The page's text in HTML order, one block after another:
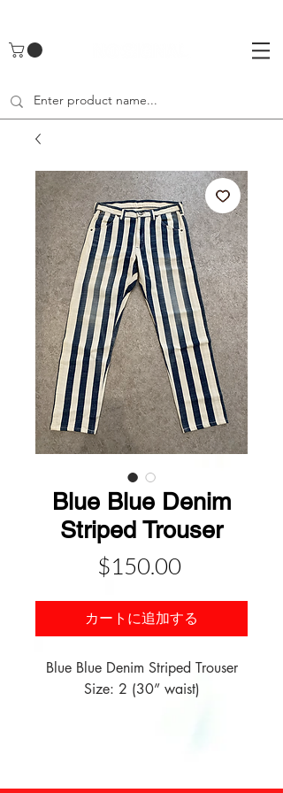
Blue Blue Denim
Striped Trouser
$150.00価
カートに追加する
Blue Blue Denim Striped Trouser
Size: 2 (30” waist)